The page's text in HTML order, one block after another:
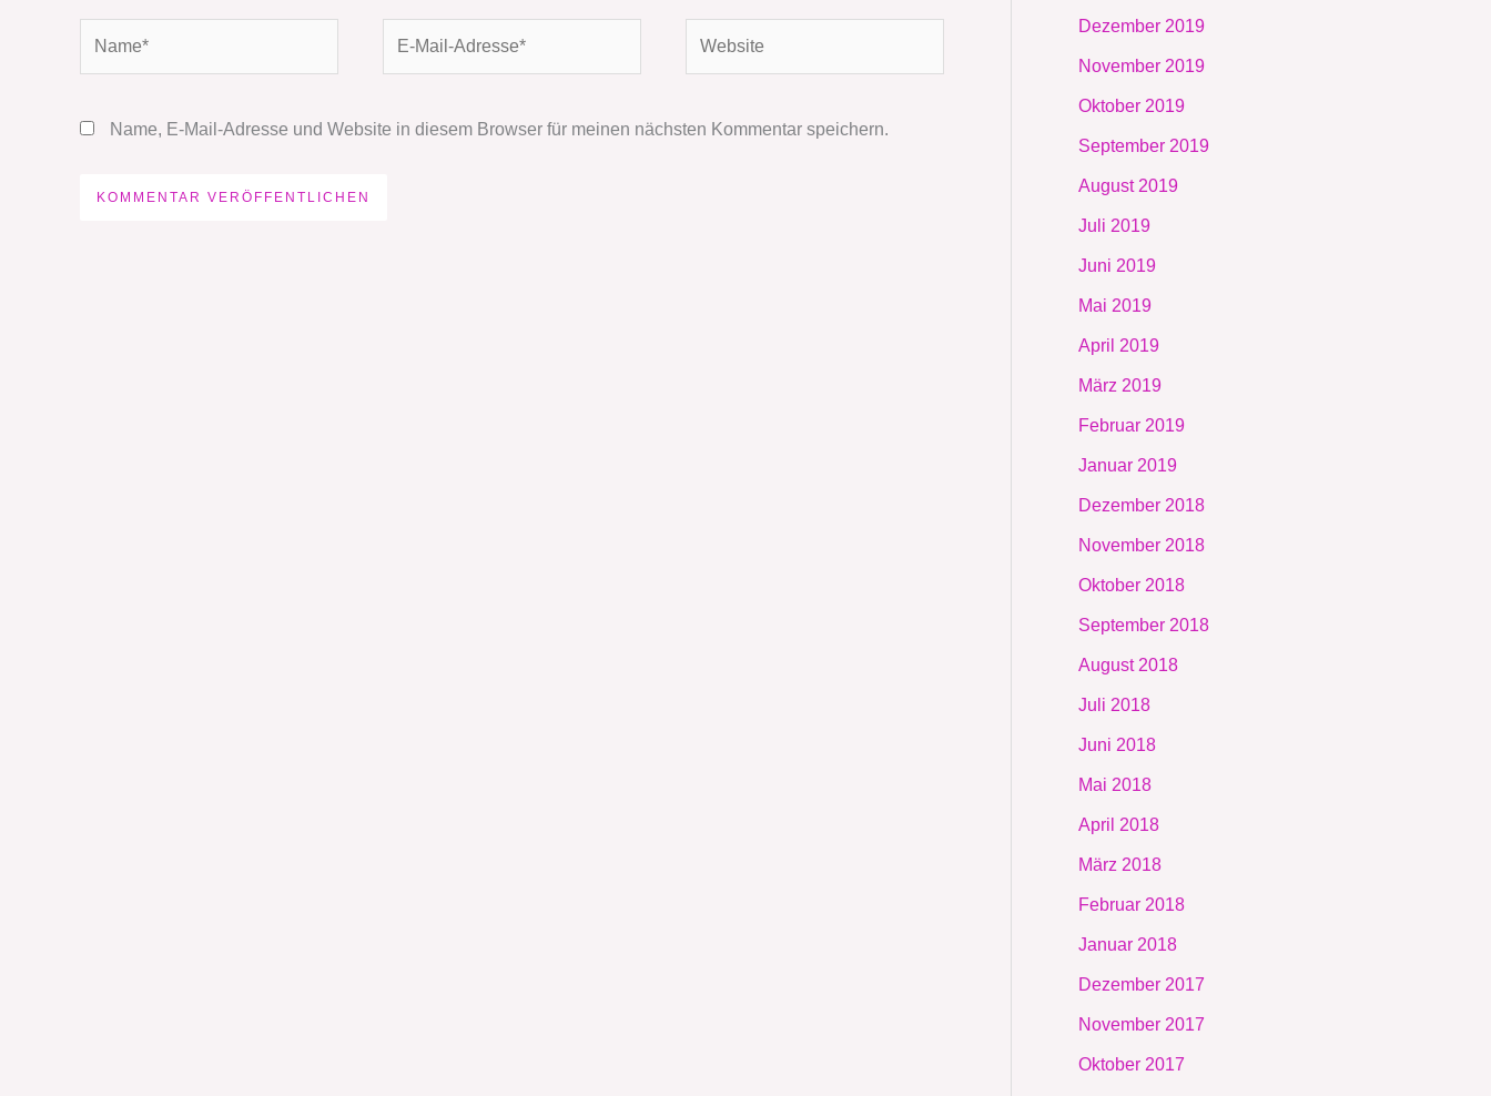
Mail-
Name, E-Mail-Adresse und Website in diesem Browser für meinen nächsten Kommentar speichern.
Dezember 2019
November 2019
Oktober 2019
September 2019
August 2019
Juli 2019
Juni 2019
Mai 2019
April 2019
März 2019
Februar 2019
Januar 2019
Dezember 2018
November 2018
Oktober 2018
September 2018
August 2018
Juli 2018
Juni 2018
Mai 2018
April 2018
März 2018
Februar 2018
Januar 2018
Dezember 2017
November 2017
Oktober 2017